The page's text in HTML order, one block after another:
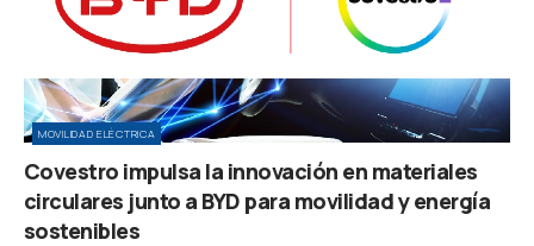
MOVILIDAD ELÉCTRICA
Covestro impulsa la innovación en materiales
circulares junto a BYD para movilidad y energía
sostenibles